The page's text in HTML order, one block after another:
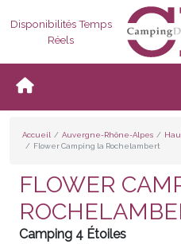
Disponibilités Temps
Réels
Accueil Auvergne-Rhône-Alpes
Flower Camping la Rochelambert
FLOWER
Camping 4 Étoiles